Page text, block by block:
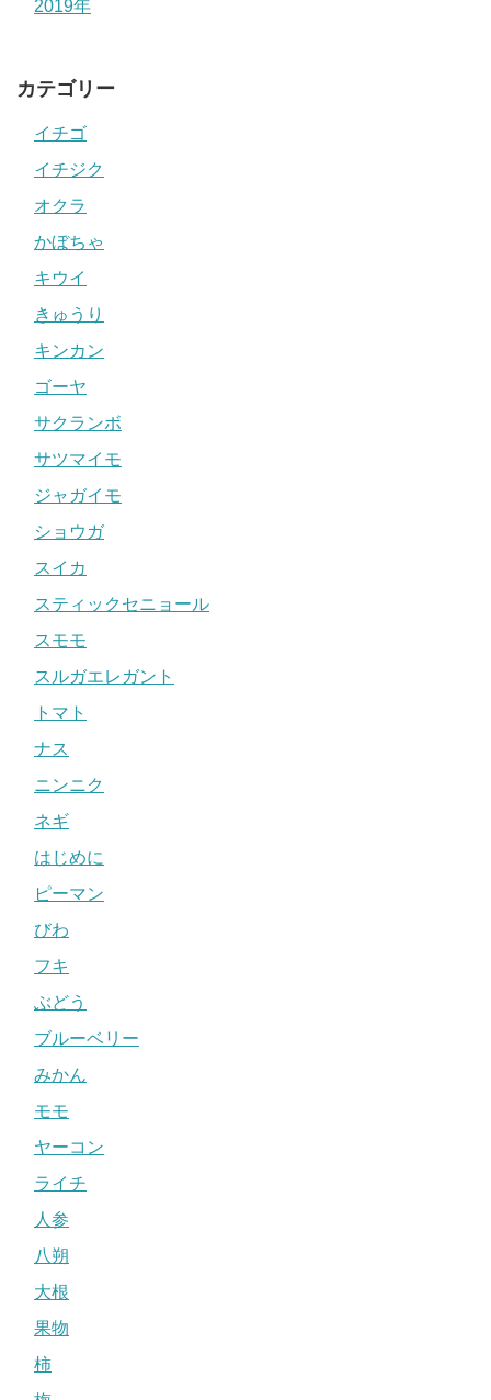
2019年
カテゴリー
イチゴ
イチジク
オクラ
かぼちゃ
キウイ
きゅうり
キンカン
ゴーヤ
サクランボ
サツマイモ
ジャガイモ
ショウガ
スイカ
スティックセニョール
スモモ
スルガエレガント
トマト
ナス
ニンニク
ネギ
はじめに
ピーマン
びわ
フキ
ぶどう
ブルーベリー
みかん
モモ
ヤーコン
ライチ
人参
八朔
大根
果物
柿